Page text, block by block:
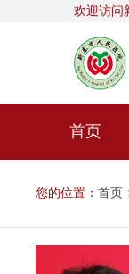
欢迎访问
首页
您的位置： 首页